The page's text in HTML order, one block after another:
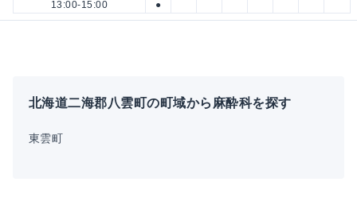
13:00-15:00
●
北海道二海郡八雲町の町域から麻酔科を探す
東雲町